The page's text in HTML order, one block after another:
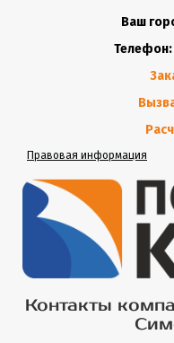
Ваш
Телефон:
Правовая информация
Контакты